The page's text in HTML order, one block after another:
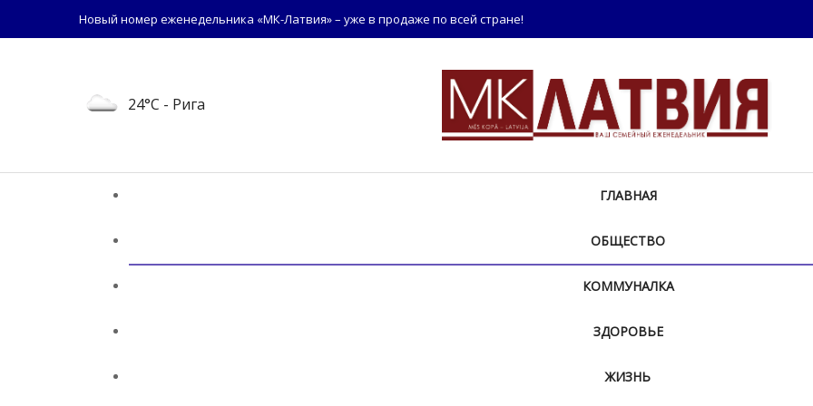
Новый номер еженедельника «МК-Латвия» – уже в продаже по всей стране!
24°C - Рига
ГЛАВНАЯ
ОБЩЕСТВО
КОММУНАЛКА
ЗДОРОВЬЕ
ЖИЗНЬ